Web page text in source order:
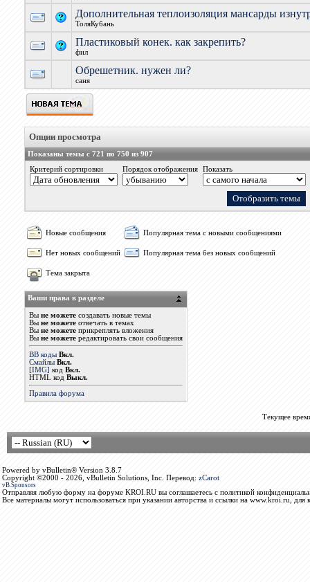
Дополнительная теплоизоляция мансарды
ТоляКубань
Пластиковый конек. как закрепить?
фил
Обрешетник. нужен ли?
саня
Опции просмотра
Показаны темы с 721 по 750 из 907
Критерий сортировки
Порядок отображения Показать
Новые сообщения Популярная тема с новыми сообщениями
Нет новых сообщений Популярная тема без новых сообщений
Тема закрыта
Ваши права в разделе
Вы не можетесоздавать новые темы
Вы не можетеотвечать в темах
Вы не можетеприкреплять вложения
Вы не можетередактировать свои сообщения
BB коды Вкл.
Смайлы Вкл.
[IMG] код Вкл.
HTML код Выкл.
Правила форума
Текущее
Powered by vBulletin® Version 3.8.7
Copyright ©2000 - 2026, vBulletin Solutions, Inc. Перевод: zCarot
vB.Sponsors
Отправляя любую форму на форуме KROI.RU вы соглашаетесь с политикой
Все материалы могут использоваться при указании авторства и ссылки на www.kroi.ru, для